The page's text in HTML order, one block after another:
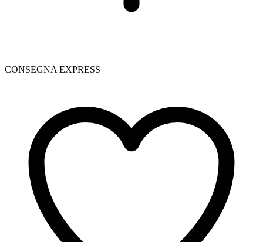
CONSEGNA EXPRESS